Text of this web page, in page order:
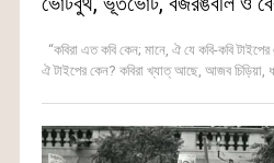
“কবিরা এত কবি কেন; মানে, ঐ যে কবি-কবি
ঐ টাইপের কেন? কবিরা খ্যাত্ আছে, আজব চিড়িয়া,